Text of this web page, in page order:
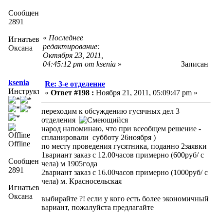
Сообщений:
2891
Игнатьева
Оксана
« Последнее
редактирование:
Октября 23, 2011,
04:45:12 pm от ksenia » Записан
ksenia
Инструктор
Offline
Сообщений:
2891
Игнатьева
Оксана
Re: 3-е отделение
« Ответ #198 : Ноября 21, 2011, 05:09:47 pm »
переходим к обсуждению гусячных дел 3
отделения
народ напоминаю, что при всеобщем решение -
спланировали субботу 26ноября )
по месту проведения гусятника, поданно 2заявки
1вариант заказ с 12.00часов примерно (600руб/ с
чела) м 1905года
2вариант заказ с 16.00часов примерно (1000руб/ с
чела) м. Красносельская
выбирайте ?! если у кого есть более экономичный
вариант, пожалуйста предлагайте